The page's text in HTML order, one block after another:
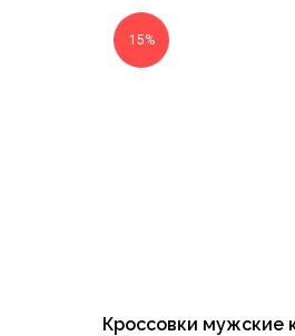
15%
Кроссовки мужские